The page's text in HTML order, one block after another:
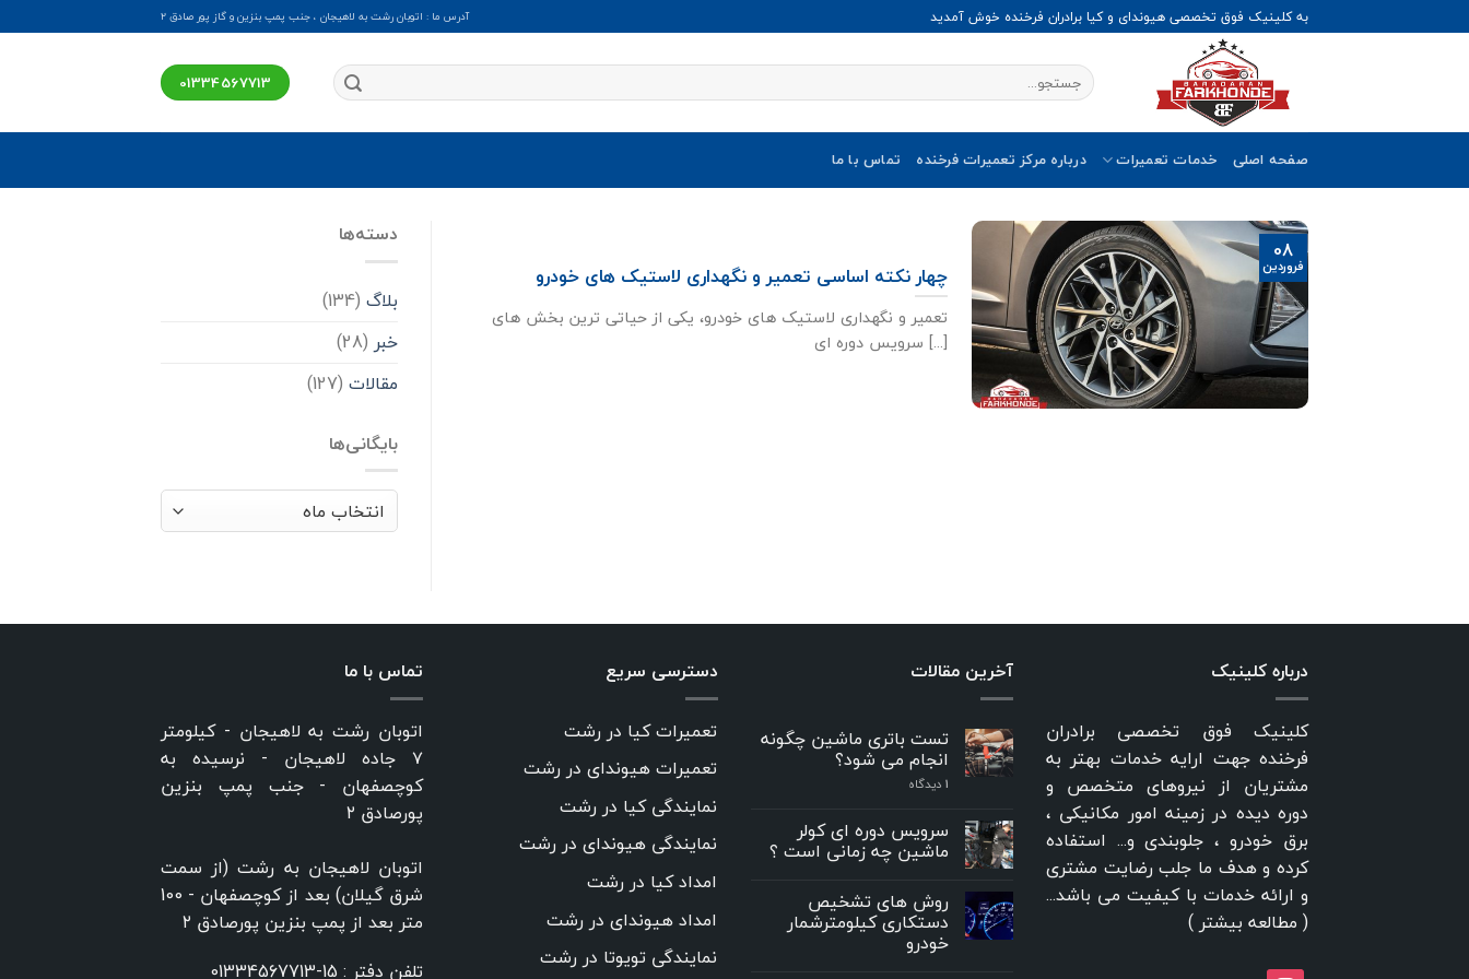
to
به کلینیک فوق تخصصی هیوندای و کیا برادران فرخنده خوش آمدید آدرس ما : اتوبان رشت به لاهیجان ، جنب پمپ بنزین و گاز پور صادق ۲
01334567713
صفحه اصلی خدمات تعمیرات درباره مرکز تعمیرات فرخنده تماس با ما
چهار نکته اساسی تعمیر و نگهداری لاستیک های خودرو
تعمیر و نگهداری لاستیک های خودرو، یکی از حیاتی ترین بخش های
سرویس دوره ای [...]
08
فروردین
دسته‌ها
بلاگ (134)
خبر (28)
مقالات (127)
بایگانی‌ها
بایگانی‌ها
درباره کلینیک
کلینیک فوق تخصصی برادران
فرخنده جهت ارایه خدمات بهتر به
مشتریان از نیروهای متخصص و
دوره دیده در زمینه امور مکانیکی ،
برق خودرو ، جلوبندی و... استفاده
کرده و هدف ما جلب رضایت مشتری
و ارائه خدمات با کیفیت می باشد...
( مطالعه بیشتر )
آخرین مقالات
تست باتری ماشین چگونه
انجام می شود؟
۱ دیدگاه
سرویس دوره ای کولر
ماشین چه زمانی است ؟
روش های تشخیص
دستکاری کیلومترشمار
خودرو
دسترسی سریع
تعمیرات کیا در رشت
تعمیرات هیوندای در رشت
نمایندگی کیا در رشت
نمایندگی هیوندای در رشت
امداد کیا در رشت
امداد هیوندای در رشت
نمایندگی تویوتا در رشت
تماس با ما
اتوبان رشت به لاهیجان - کیلومتر
۷ جاده لاهیجان - نرسیده به
کوچصفهان - جنب پمپ بنزین
پورصادق ۲
اتوبان لاهیجان به رشت (از سمت
شرق گیلان) بعد از کوچصفهان - 100
متر بعد از پمپ بنزین پورصادق ۲
تلفن دفتر : 15-01334567713